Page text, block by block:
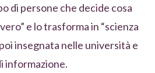
di persone che decide cosa
e lo trasforma in “scienza
insegnata nelle università e
informazione.